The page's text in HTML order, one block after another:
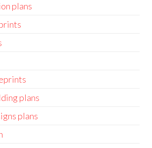
plans
plans
plans